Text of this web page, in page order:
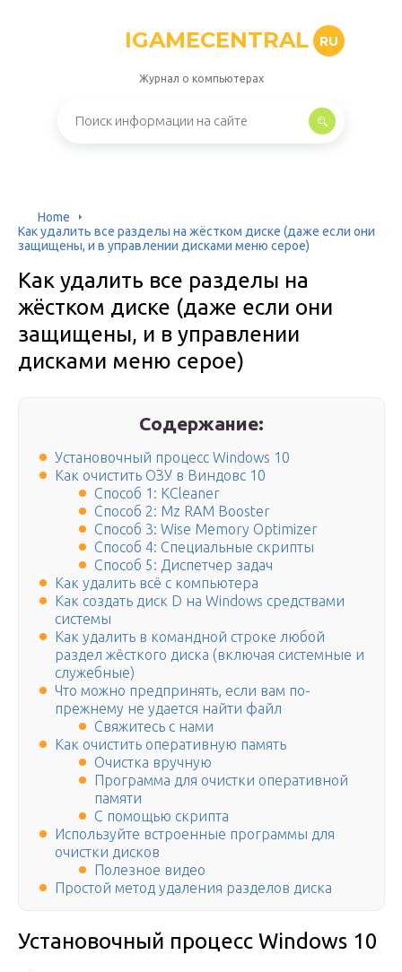
IGAMECENTRAL RU
Журнал о компьютерах
Home
Как удалить все разделы на жёстком диске (даже если они
защищены, и в управлении дисками меню серое)
Как удалить все разделы на
жёстком диске (даже если они
защищены, и в управлении
дисками меню серое)
Содержание:
Установочный процесс Windows 10
Как очистить ОЗУ в Виндовс 10
Способ 1: KCleaner
Способ 2: Mz RAM Booster
Способ 3: Wise Memory Optimizer
Способ 4: Специальные скрипты
Способ 5: Диспетчер задач
Как удалить всё с компьютера
Как создать диск D на Windows средствами
системы
Как удалить в командной строке любой
раздел жёсткого диска (включая системные и
служебные)
Что можно предпринять, если вам по-
прежнему не удается найти файл
Свяжитесь с нами
Как очистить оперативную память
Очистка вручную
Программа для очистки оперативной
памяти
C помощью скрипта
Используйте встроенные программы для
очистки дисков
Полезное видео
Простой метод удаления разделов диска
Установочный процесс Windows 10